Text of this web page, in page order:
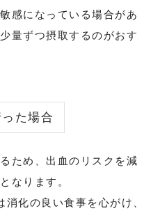
感になっている場合があ
量ずつ摂取するのがおす
た場合
ため、出血のリスクを減
なります。
化の良い食事を心がけ、